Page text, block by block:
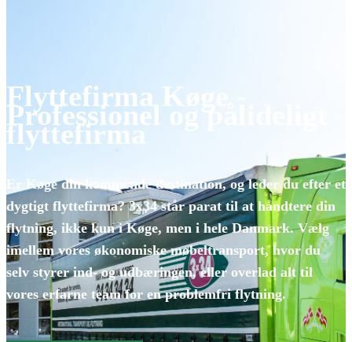
Flyttefirma Køge -
Professionel og pålideligt
flyttefirma
Er Køge din kommende destination, og leder du efter et
dygtigt flyttefirma? 3x34 står parat til at håndtere din
flytning, ikke kun i Køge, men i hele Danmark. Vælg
imellem vores økonomiske møbeltransport, hvor du
selv styrer ind- og udbæringen, eller overlad alt til
vores erfarne team for en problemfri flytning.